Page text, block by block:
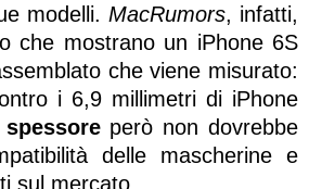
modelli. MacRumors, infatti,
che mostrano un iPhone 6S
che viene misurato:
i 6,9 millimetri di iPhone
però non dovrebbe
delle mascherine e
sul mercato.